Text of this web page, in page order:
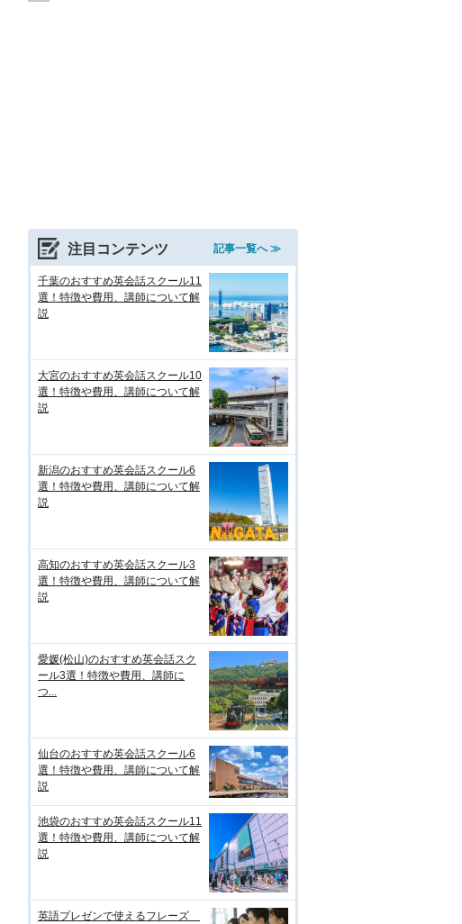
注目コンテンツ 記事一覧へ ≫
千葉のおすすめ英会話スクール11
選！特徴や費用、講師について解
説
大宮のおすすめ英会話スクール10
選！特徴や費用、講師について解
説
新潟のおすすめ英会話スクール6
選！特徴や費用、講師について解
説
高知のおすすめ英会話スクール3
選！特徴や費用、講師について解
説
愛媛(松山)のおすすめ英会話スク
ール3選！特徴や費用、講師に
つ...
仙台のおすすめ英会話スクール6
選！特徴や費用、講師について解
説
池袋のおすすめ英会話スクール11
選！特徴や費用、講師について解
説
英語プレゼンで使えるフレーズ